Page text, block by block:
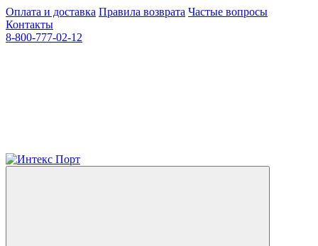
Оплата и доставка Правила возврата Частые вопросы
Контакты
8-800-777-02-12